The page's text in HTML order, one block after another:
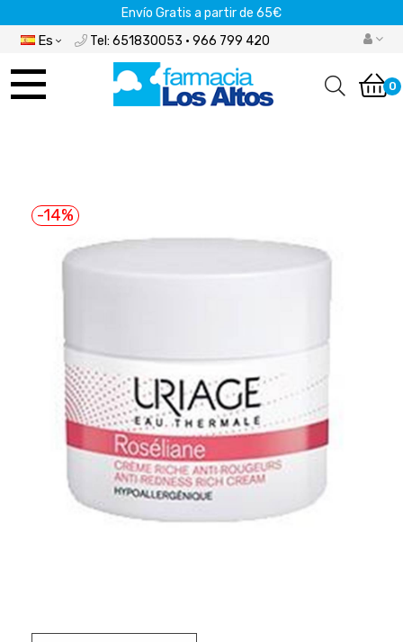
Envío Gratis a partir de 65€
Es Tel: 651830053 · 966 799 420
Navegación 0
-14%